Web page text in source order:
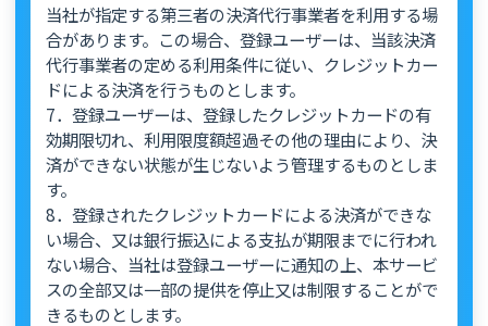
当社が指定する第三者の決済代行事業者を利用する場
合があります。この場合、登録ユーザーは、当該決済
代行事業者の定める利用条件に従い、クレジットカー
ドによる決済を行うものとします。
7．登録ユーザーは、登録したクレジットカードの有
効期限切れ、利用限度額超過その他の理由により、決
済ができない状態が生じないよう管理するものとしま
す。
8．登録されたクレジットカードによる決済ができな
い場合、又は銀行振込による支払が期限までに行われ
ない場合、当社は登録ユーザーに通知の上、本サービ
スの全部又は一部の提供を停止又は制限することがで
きるものとします。